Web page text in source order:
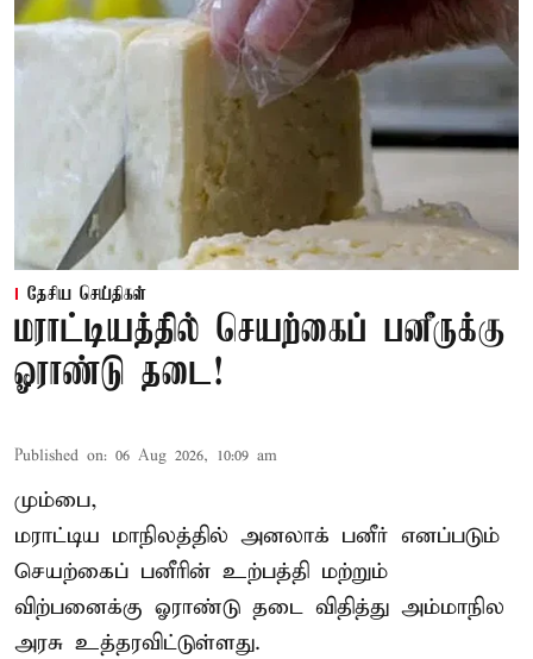
தேசிய செய்திகள்
மராட்டியத்தில் செயற்கைப் பனீருக்கு
ஓராண்டு தடை!
Published on: 06 Aug 2026, 10:09 am
மும்பை,
மராட்டிய மாநிலத்தில் அனலாக் பனீர் எனப்படும்
செயற்கைப் பனீரின் உற்பத்தி மற்றும்
விற்பனைக்கு ஓராண்டு தடை விதித்து அம்மாநில
அரசு உத்தரவிட்டுள்ளது.